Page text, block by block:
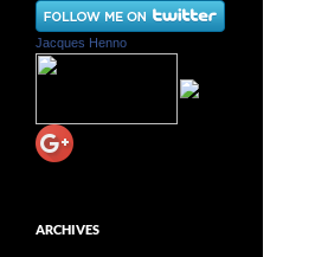
Jacques Henno
ARCHIVES